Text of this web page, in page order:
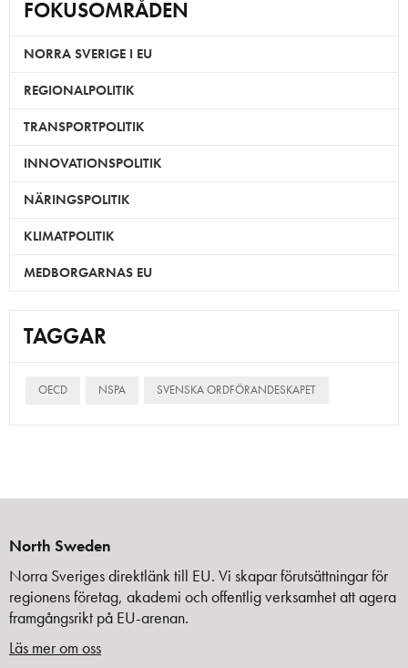
FOKUSOMRÅDEN
NORRA SVERIGE I EU
REGIONALPOLITIK
TRANSPORTPOLITIK
INNOVATIONSPOLITIK
NÄRINGSPOLITIK
KLIMATPOLITIK
MEDBORGARNAS EU
TAGGAR
OECD NSPA SVENSKA ORDFÖRANDESKAPET
North Sweden
Norra Sveriges direktlänk till EU. Vi skapar förutsättningar för
regionens företag, akademi och offentlig verksamhet att agera
framgångsrikt på EU-arenan.
Läs mer om oss